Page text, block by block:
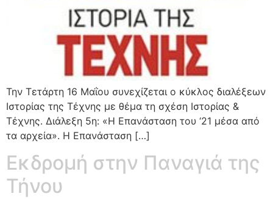
Την Τετάρτη 16 Μαΐου συνεχίζεται ο κύκλος διαλέξεων
Ιστορίας της Τέχνης με θέμα τη σχέση Ιστορίας &
Τέχνης. Διάλεξη 5η: «Η Επανάσταση του ‘21 μέσα από
τα αρχεία». Η Επανάσταση […]
Εκδρομή στην Παναγιά της
Τήνου